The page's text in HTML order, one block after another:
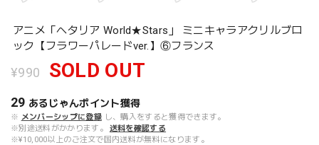
アニメ「ヘタリア World★Stars」 ミニキャラアクリルブロ
ック【フラワーパレードver.】⑥フランス
¥990 SOLD OUT
29 あるじゃんポイント獲得
※ メンバーシップに登録 し、購入をすると獲得できます。
※別途送料がかかります。
送料を確認する
※¥10,000以上のご注文で国内送料が無料になります。